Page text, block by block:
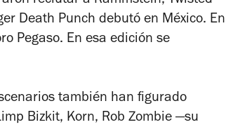
Death Punch debutó en México. En
Pegaso. En esa edición se
también han figurado
Bizkit, Korn, Rob Zombie —su